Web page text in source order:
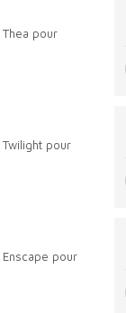
pour
pour
pour